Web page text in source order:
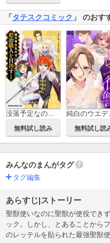
「 タテスクコミック 」 のおす
没落予定なので、鍛冶職人を目指す【タテスク】
無料試し読み
純白の
無料試し読
みんなのまんがタグ
タグ編集
あらすじ|ストーリー
聖獣使いなのに聖獣が使役でき
ック。しかし、とあることから
のレッテルを貼られた最強聖獣